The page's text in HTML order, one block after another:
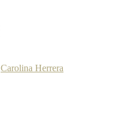
Carolina Herrera